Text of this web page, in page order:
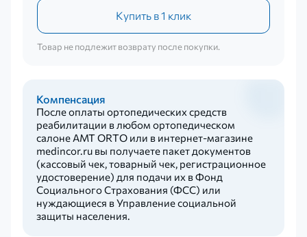
Компенсация
После оплаты ортопедических средств
реабилитации в любом ортопедическом
салоне AMT ORTO или в интернет-магазине
medincor.ru вы получаете пакет документов
(кассовый чек, товарный чек, регистрационное
удостоверение) для подачи их в Фонд
Социального Страхования (ФСС) или
нуждающиеся в Управление социальной
защиты населения.
Купить в 1 клик
Товар не подлежит возврату после покупки.